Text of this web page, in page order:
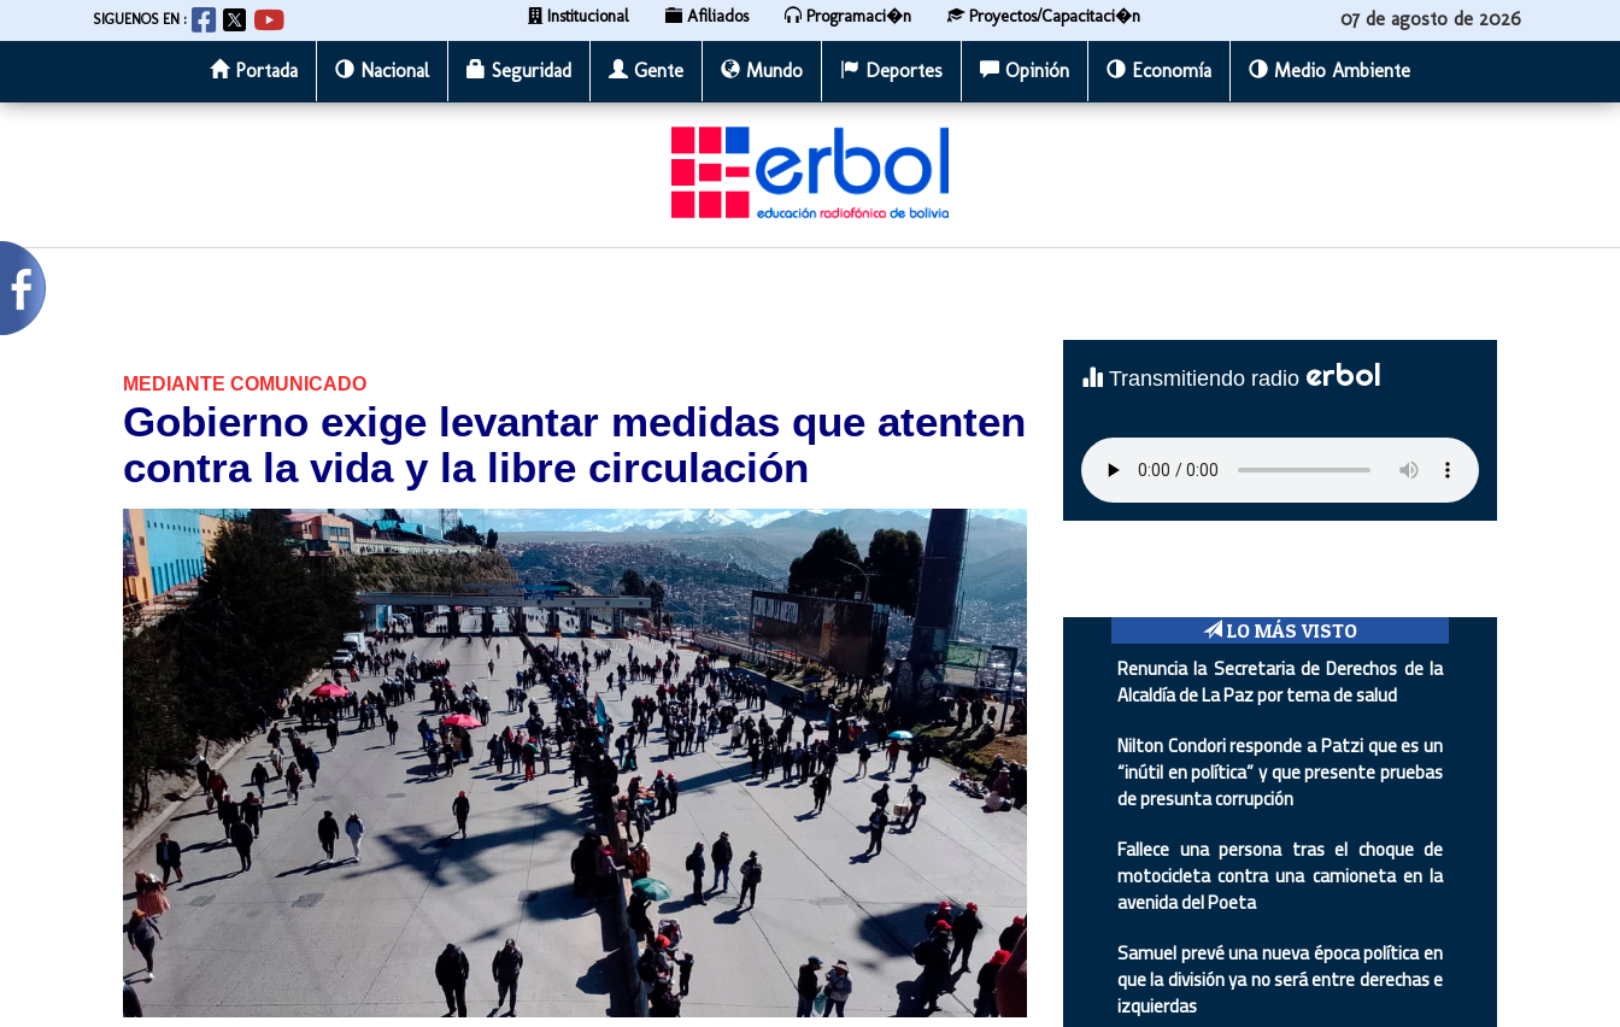
al
SIGUENOS EN : Institucional Afiliados Programaci�n Proyectos/Capacitaci�n 07 de agosto de 2026
Portada Nacional Seguridad Gente Mundo Deportes Opinión Economía Medio Ambiente
MEDIANTE COMUNICADO
Gobierno exige levantar medidas que atenten
contra la vida y la libre circulación
Transmitiendo radio erbol
LO MÁS VISTO
Renuncia la Secretaria de Derechos de la
Alcaldía de La Paz por tema de salud
Nilton Condori responde a Patzi que es un
“inútil en política” y que presente pruebas
de presunta corrupción
Fallece una persona tras el choque de
motocicleta contra una camioneta en la
avenida del Poeta
Samuel prevé una nueva época política en
que la división ya no será entre derechas e
izquierdas